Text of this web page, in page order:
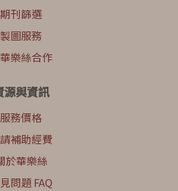
期刊篩選
製圖服務
樂絲合作
源與資訊
服務價格
補助經費
於華樂絲
問題 FAQ